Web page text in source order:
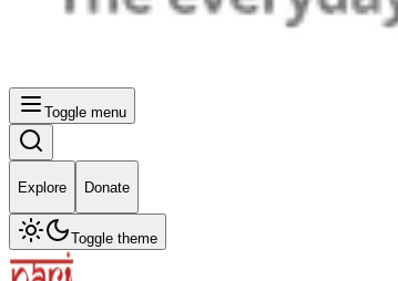
Toggle menu
Explore Donate
Toggle theme